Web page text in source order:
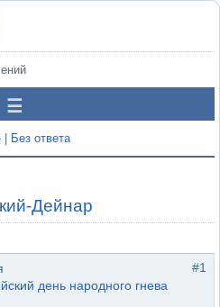
Без ответа
Дейнар
#1
день народного гнева